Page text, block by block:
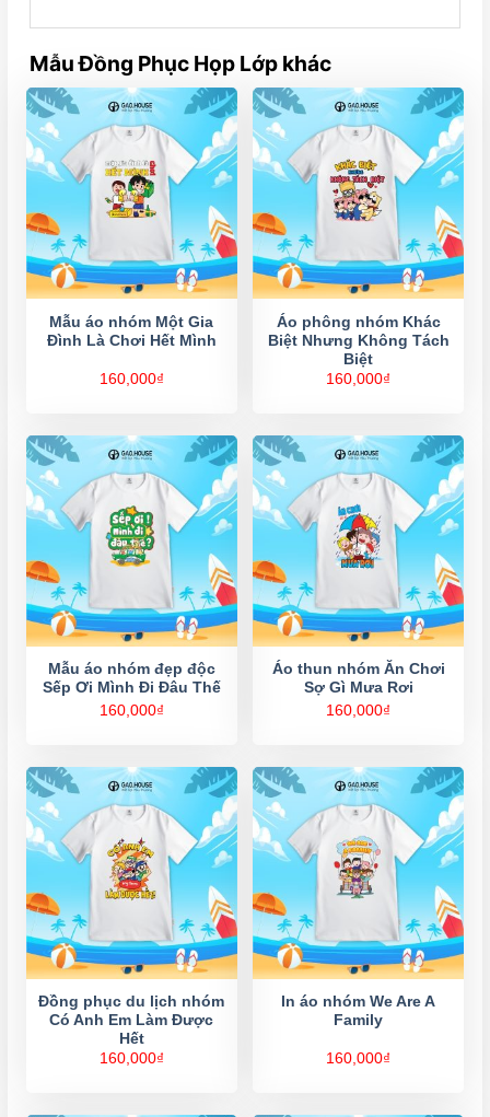
Mẫu Đồng Phục Họp Lớp khác
Mẫu áo nhóm Một Gia
Đình Là Chơi Hết Mình
160,000₫
Áo phông nhóm Khác
Biệt Nhưng Không Tách
Biệt
160,000₫
Mẫu áo nhóm đẹp độc
Sếp Ơi Mình Đi Đâu Thế
160,000₫
Áo thun nhóm Ăn Chơi
Sợ Gì Mưa Rơi
160,000₫
Đồng phục du lịch nhóm
Có Anh Em Làm Được
Hết
160,000₫
In áo nhóm We Are A
Family
160,000₫